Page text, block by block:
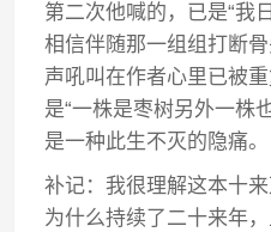
第二次他喊的，已是“我
相信伴随那一组组打断
声吼叫在作者心里已被
是“一株是枣树另外一株
是一种此生不灭的隐痛。
补记：我很理解这本十
为什么持续了二十来年